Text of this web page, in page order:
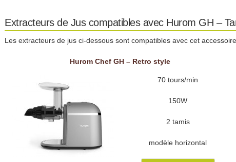
Extracteurs de Jus compatibles avec Hurom GH –
Les extracteurs de jus ci-dessous sont compatibles avec cet
Hurom Chef GH – Retro style
70 tours/min
150W
2 tamis
modèle horizontal